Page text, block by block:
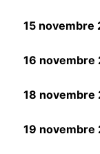
15 novembre
16 novembre
18 novembre
19 novembre